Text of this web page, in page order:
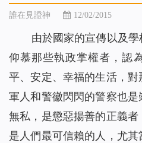
誰在見證神 12/02/2015
由於國家的宣傳以及
仰慕那些執政掌權者，認
平、安定、幸福的生活，
軍人和警徽閃閃的警察也
無私，是懲惡揚善的正義者
是人們最可信賴的人，尤